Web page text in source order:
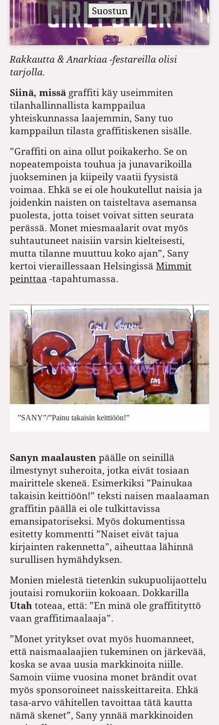
Suostun
Rakkautta & Anarkiaa -festareilla olisi
tarjolla.
Siinä, missä graffiti käy useimmiten
tilanhallinnallista kamppailua
yhteiskunnassa laajemmin, Sany tuo
kamppailun tilasta graffitiskenen sisälle.
”Graffiti on aina ollut poikakerho. Se on
nopeatempoista touhua ja junavarikoilla
juokseminen ja kiipeily vaatii fyysistä
voimaa. Ehkä se ei ole houkutellut naisia ja
joidenkin naisten on taisteltava asemansa
puolesta, jotta toiset voivat sitten seurata
perässä. Monet miesmaalarit ovat myös
suhtautuneet naisiin varsin kielteisesti,
mutta tilanne muuttuu koko ajan”, Sany
kertoi vieraillessaan Helsingissä Mimmit
peinttaa -tapahtumassa.
”SANY”/”Painu takaisin keittiöön!”
Sanyn maalausten päälle on seinillä
ilmestynyt suheroita, jotka eivät tosiaan
mairittele skeneä. Esimerkiksi ”Painukaa
takaisin keittiöön!” teksti naisen maalaaman
graffitin päällä ei ole tulkittavissa
emansipatoriseksi. Myös dokumentissa
esitetty kommentti ”Naiset eivät tajua
kirjainten rakennetta”, aiheuttaa lähinnä
surullisen hymähdyksen.
Monien mielestä tietenkin sukupuolijaottelu
joutaisi romukoriin kokoaan. Dokkarilla
Utah toteaa, että: ”En minä ole graffitityttö
vaan graffitimaalaaja”.
”Monet yritykset ovat myös huomanneet,
että naismaalaajien tukeminen on järkevää,
koska se avaa uusia markkinoita niille.
Samoin viime vuosina monet brändit ovat
myös sponsoroineet naisskeittareita. Ehkä
tasa-arvo vähitellen tavoittaa tätä kautta
nämä skenet”, Sany ynnää markkinoiden